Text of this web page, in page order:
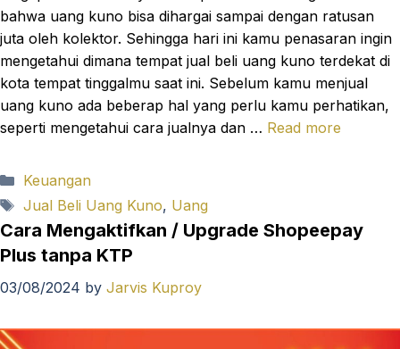
bahwa uang kuno bisa dihargai sampai dengan ratusan
juta oleh kolektor. Sehingga hari ini kamu penasaran ingin
mengetahui dimana tempat jual beli uang kuno terdekat di
kota tempat tinggalmu saat ini. Sebelum kamu menjual
uang kuno ada beberap hal yang perlu kamu perhatikan,
seperti mengetahui cara jualnya dan … Read more
Categories
Keuangan
Tags
Jual Beli Uang Kuno, Uang
Cara Mengaktifkan / Upgrade Shopeepay
Plus tanpa KTP
03/08/2024 by Jarvis Kuproy